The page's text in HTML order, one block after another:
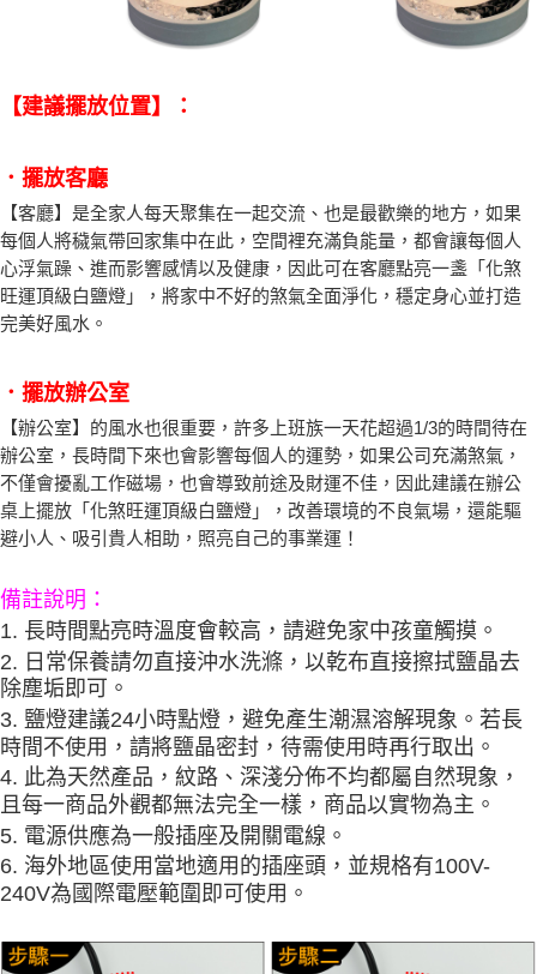
【建議擺放位置】：
．擺放客廳
【客廳】 是全家人每天聚集在一起交流、也是最歡樂的地方，如果
每個人將穢氣帶回家集中在此，空間裡充滿負能量，都會讓每個人
心浮氣躁、進而影響感情以及健康，因此可在客廳點亮一盞「化煞
旺運頂級白鹽燈」，將家中不好的煞氣全面淨化，穩定身心並打造
完美好風水。
．擺放辦公室
【辦公室】 的風水也很重要，許多上班族一天花超過1/3的時間待在
辦公室，長時間下來也會影響每個人的運勢，如果公司充滿煞氣，
不僅會擾亂工作磁場，也會導致前途及財運不佳，因此建議在辦公
桌上擺放「化煞旺運頂級白鹽燈」，改善環境的不良氣場，還能驅
避小人、吸引貴人相助，照亮自己的事業運！
備註說明：
1. 長時間點亮時溫度會較高，請避免家中孩童觸摸。
2. 日常保養請勿直接沖水洗滌，以乾布直接擦拭鹽晶去
除塵垢即可。
3. 鹽燈建議24小時點燈，避免產生潮濕溶解現象。若長
時間不使用，請將鹽晶密封，待需使用時再行取出。
4. 此為天然產品，紋路、深淺分佈不均都屬自然現象，
且每一商品外觀都無法完全一樣，商品以實物為主。
5. 電源供應為一般插座及開關電線。
6. 海外地區使用當地適用的插座頭，並規格有100V-
240V為國際電壓範圍即可使用。